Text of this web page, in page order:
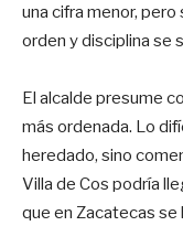
una cifra menor,
orden y disciplina se
El alcalde presume
más ordenada. Lo
heredado, sino
Villa de Cos podría
que en Zacatecas se